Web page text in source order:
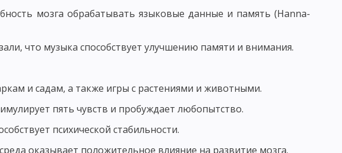
ВОСПИТАНИЕ
ВОСПИТАТЕЛЬНОГО ВОЗДЕЙСТВИЯ
НАЧАЛЬНАЯ ШКОЛА - СХЕМЫ И ТАБЛИЦЫ
мозга обрабатывать языковые данные и память (Hanna-
что музыка способствует улучшению памяти и внимания.
и садам, а также игры с растениями и животными.
пять чувств и пробуждает любопытство.
психической стабильности.
оказывает положительное влияние на развитие мозга.